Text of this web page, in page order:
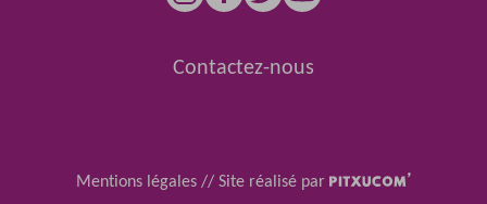
Contactez-nous
Mentions légales //Site réalisé par